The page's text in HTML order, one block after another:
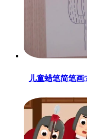
儿童蜡笔简笔